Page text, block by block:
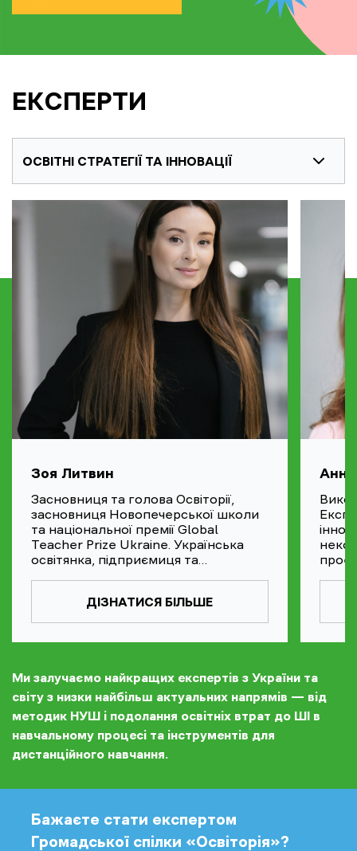
ЕКСПЕРТИ
ОСВІТНІ СТРАТЕГІЇ ТА ІННОВАЦІЇ
Зоя Литвин
Засновниця та голова Освіторії,
засновниця Новопечерської школи
та національної премії Global
Teacher Prize Ukraine. Українська
освітянка, підприємиця та
ООН в Україні та підприємниця року
за версією WE Empower від ООН.
ДІЗНАТИСЯ БІЛЬШЕ
Ми залучаємо найкращих експертів з України та
світу з низки найбільш актуальних напрямів — від
методик НУШ і подолання освітніх втрат до ШІ в
навчальному процесі та інструментів для
дистанційного навчання.
Бажаєте стати експертом
Громадської спілки «Освіторія»?